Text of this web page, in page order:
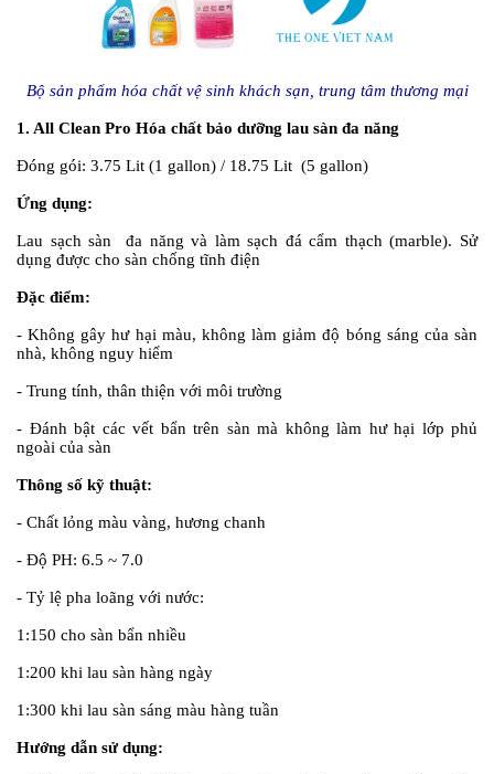
Bộ sản phẩm hóa chất vệ sinh khách sạn, trung tâm thương mại
1. All Clean Pro Hóa chất bảo dưỡng lau sàn đa năng
Đóng gói: 3.75 Lit (1 gallon) / 18.75 Lit (5 gallon)
Ứng dụng:
Lau sạch sàn đa năng và làm sạch đá cẩm thạch (marble). Sử
dụng được cho sàn chống tĩnh điện
Đặc điểm:
- Không gây hư hại màu, không làm giảm độ bóng sáng của sàn
nhà, không nguy hiểm
- Trung tính, thân thiện với môi trường
- Đánh bật các vết bẩn trên sàn mà không làm hư hại lớp phủ
ngoài của sàn
Thông số kỹ thuật:
- Chất lỏng màu vàng, hương chanh
- Độ PH: 6.5 ~ 7.0
- Tỷ lệ pha loãng với nước:
1:150 cho sàn bẩn nhiều
1:200 khi lau sàn hàng ngày
1:300 khi lau sàn sáng màu hàng tuần
Hướng dẫn sử dụng: